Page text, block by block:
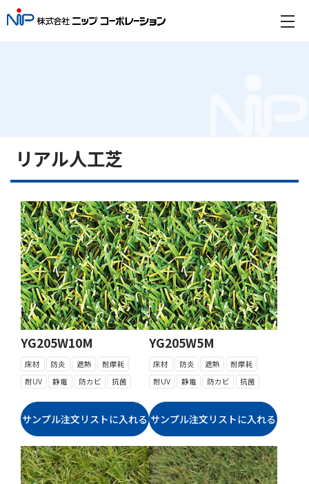
リアル人工芝
YG205W10M
床材 防炎 遮熱
耐摩耗
耐UV
静電 防カビ 抗菌
YG205W5M
床材 防炎 遮熱
耐摩耗
耐UV
静電 防カビ 抗菌